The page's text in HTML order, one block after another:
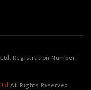
Registration Number:
All Rights Reserved.